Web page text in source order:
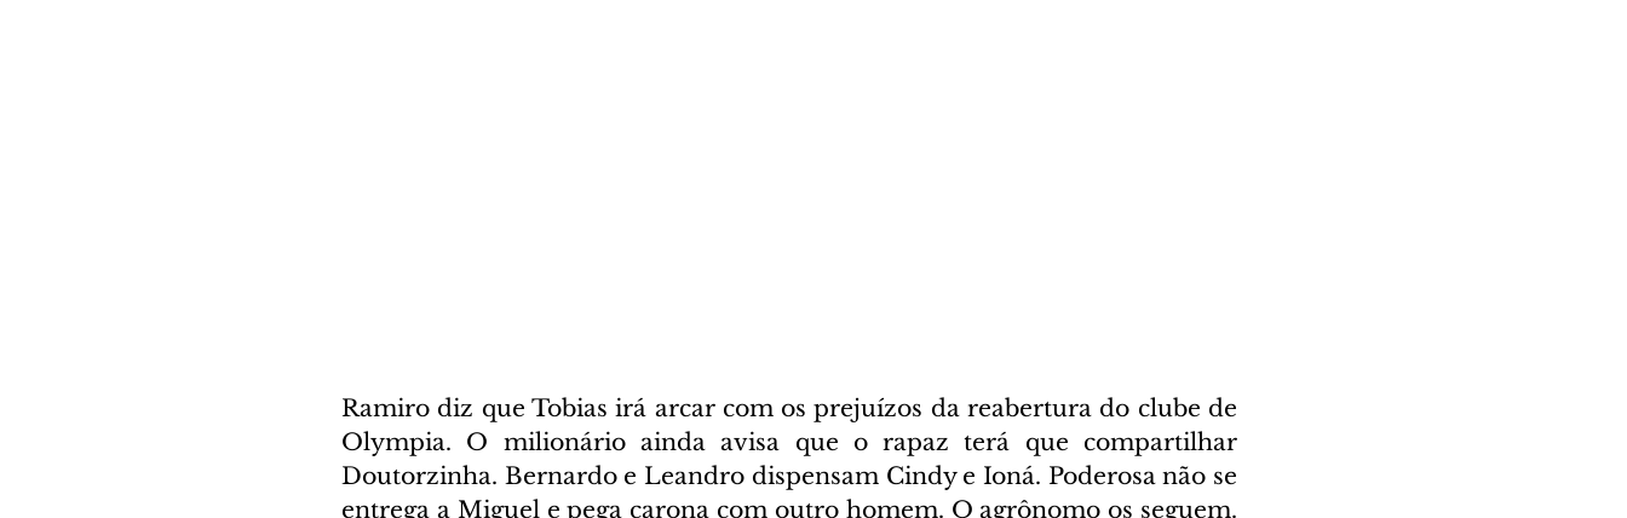
Ramiro diz que Tobias irá arcar com os prejuízos da reabertura do clube de
Olympia. O milionário ainda avisa que o rapaz terá que compartilhar
Doutorzinha. Bernardo e Leandro dispensam Cindy e Ioná. Poderosa não se
entrega a Miguel e pega carona com outro homem. O agrônomo os seguem.